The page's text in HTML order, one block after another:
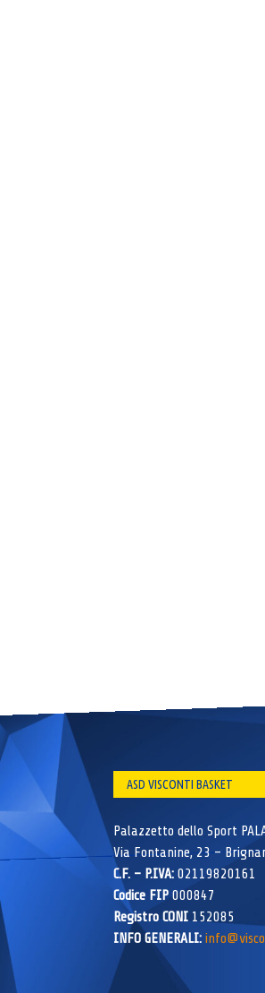
ASD VISCONTI BASKET
Palazzetto dello Sport
Via Fontanine, 23 –
C.F. – P.IVA: 02119820161
Codice FIP 000847
Registro CONI 152085
INFO GENERALI: